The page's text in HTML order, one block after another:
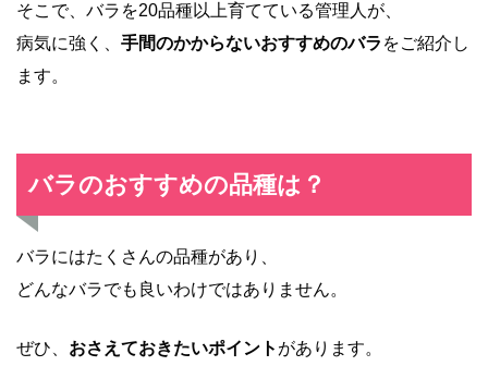
そこで、バラを20品種以上育てている管理人が、
病気に強く、 手間のかからないおすすめのバラ をご紹介し
ます。
バラのおすすめの品種は？
バラにはたくさんの品種があり、
どんなバラでも良いわけではありません。
ぜひ、 おさえておきたいポイント があります。